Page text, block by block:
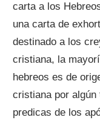
carta a los
una carta de
destinado a los
cristiana, la
hebreos es de
cristiana por
predicas de los